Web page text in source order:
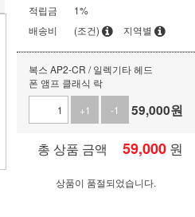
적립금
1%
배송비
(조건) 지역별
복스 AP2-CR / 일렉기타 헤드
폰 앰프 클래식 락
+1
-1 59,000원
총 상품 금액 59,000 원
상품이 품절되었습니다.